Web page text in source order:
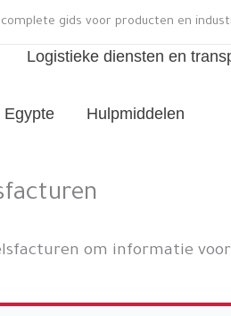
gids voor producten en
Logistieke diensten en
Egypte Hulpmiddelen
om informatie